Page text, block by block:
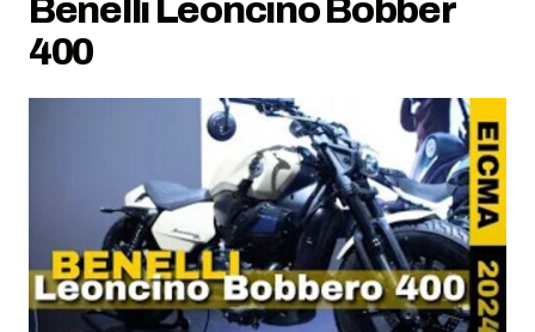
Benelli Leoncino Bobber
400